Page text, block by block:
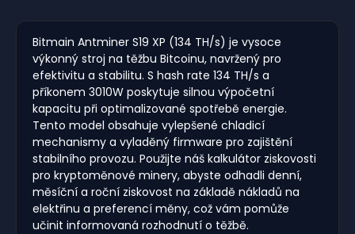
Bitmain Antminer S19 XP (134 TH/s) je vysoce
výkonný stroj na těžbu Bitcoinu, navržený pro
efektivitu a stabilitu. S hash rate 134 TH/s a
příkonem 3010W poskytuje silnou výpočetní
kapacitu při optimalizované spotřebě energie.
Tento model obsahuje vylepšené chladicí
mechanismy a vyladěný firmware pro zajištění
stabilního provozu. Použijte náš kalkulátor ziskovosti
pro kryptoměnové minery, abyste odhadli denní,
měsíční a roční ziskovost na základě nákladů na
elektřinu a preferencí měny, což vám pomůže
učinit informovaná rozhodnutí o těžbě.